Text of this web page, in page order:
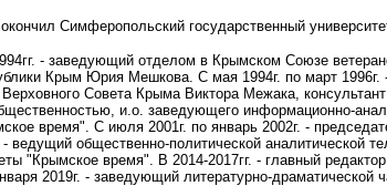
Симферопольский государственный
- заведующий отделом в Крымском Союзе
Крым Юрия Мешкова. С мая 1994г. по март 1996г.
Совета Крыма Виктора Межака,
и.о. заведующего информационно-
время". С июля 2001г. по январь 2002г. -
общественно-политической аналитической
"Крымское время". В 2014-2017гг. - главный
2019г. - заведующий литературно-драматической